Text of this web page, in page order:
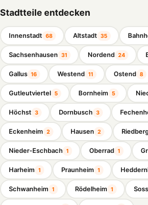
Stadtteile entdecken
Innenstadt 68 Altstadt 35
Sachsenhausen 31 Nordend 24
Gallus 16 Westend 11 Ostend 8
Gutleutviertel 5 Bornheim 5
Höchst 3 Dornbusch 3
Eckenheim 2 Hausen 2
Nieder-Eschbach 1 Oberrad 1
Harheim 1 Praunheim 1
Schwanheim 1 Rödelheim 1